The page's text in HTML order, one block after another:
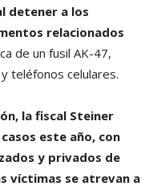
detener a los
relacionados
de un fusil AK-47,
teléfonos celulares.
la fiscal Steiner
este año, con
y privados de
víctimas se atrevan a